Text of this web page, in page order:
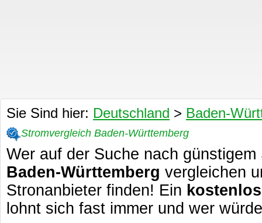
Sie Sind hier: Deutschland > Baden-
Stromvergleich Baden-Württemberg
Wer auf der Suche nach
Baden-Württemberg vergleichen
Stronanbieter finden! Ein
lohnt sich fast immer und wer